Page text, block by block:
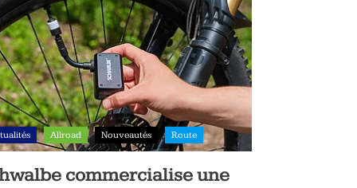
Allroad Nouveautés Route
commercialise une